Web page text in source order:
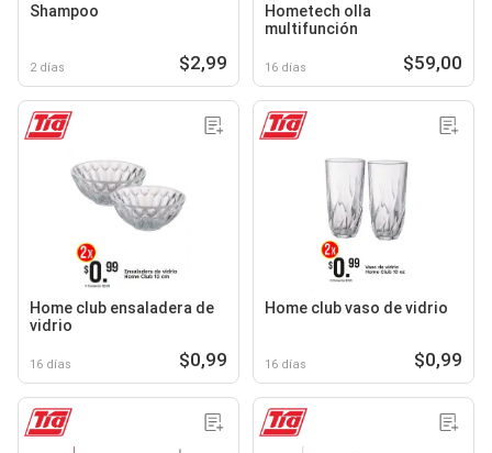
Shampoo
2 días $2,99
Hometech olla
multifunción
16 días $59,00
Home club ensaladera de
vidrio
16 días $0,99
Home club vaso de vidrio
16 días $0,99